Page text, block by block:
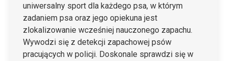
uniwersalny sport dla każdego psa, w którym
zadaniem psa oraz jego opiekuna jest
zlokalizowanie wcześniej nauczonego zapachu.
Wywodzi się z detekcji zapachowej psów
pracujących w policji. Doskonale sprawdzi się w